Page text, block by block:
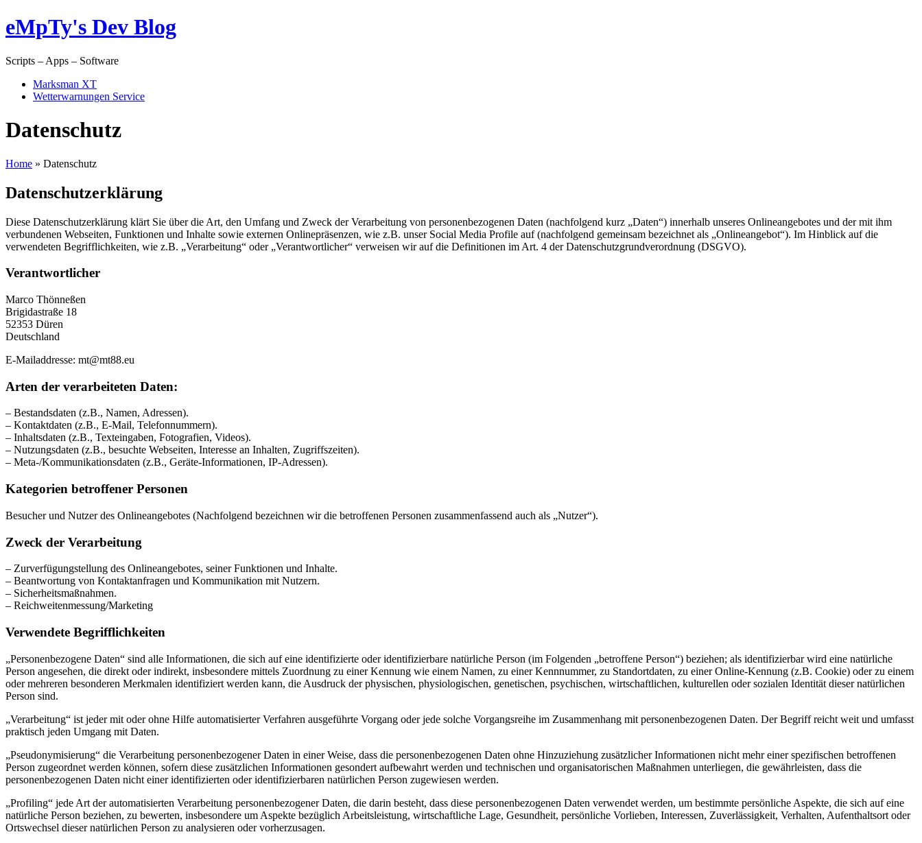
eMpTy's Dev Blog
Scripts – Apps – Software
Marksman XT
Wetterwarnungen Service
Datenschutz
Home » Datenschutz
Datenschutzerklärung
Diese Datenschutzerklärung klärt Sie über die Art, den Umfang und Zweck der Verarbeitung von personenbezogenen Daten (nachfolgend kurz „Daten“) innerhalb unseres Onlineangebotes und der mit ihm
verbundenen Webseiten, Funktionen und Inhalte sowie externen Onlinepräsenzen, wie z.B. unser Social Media Profile auf (nachfolgend gemeinsam bezeichnet als „Onlineangebot“). Im Hinblick auf die
verwendeten Begrifflichkeiten, wie z.B. „Verarbeitung“ oder „Verantwortlicher“ verweisen wir auf die Definitionen im Art. 4 der Datenschutzgrundverordnung (DSGVO).
Verantwortlicher
Marco Thönneßen
Brigidastraße 18
52353 Düren
Deutschland
E-Mailaddresse: mt@mt88.eu
Arten der verarbeiteten Daten:
– Bestandsdaten (z.B., Namen, Adressen).
– Kontaktdaten (z.B., E-Mail, Telefonnummern).
– Inhaltsdaten (z.B., Texteingaben, Fotografien, Videos).
– Nutzungsdaten (z.B., besuchte Webseiten, Interesse an Inhalten, Zugriffszeiten).
– Meta-/Kommunikationsdaten (z.B., Geräte-Informationen, IP-Adressen).
Kategorien betroffener Personen
Besucher und Nutzer des Onlineangebotes (Nachfolgend bezeichnen wir die betroffenen Personen zusammenfassend auch als „Nutzer“).
Zweck der Verarbeitung
– Zurverfügungstellung des Onlineangebotes, seiner Funktionen und Inhalte.
– Beantwortung von Kontaktanfragen und Kommunikation mit Nutzern.
– Sicherheitsmaßnahmen.
– Reichweitenmessung/Marketing
Verwendete Begrifflichkeiten
„Personenbezogene Daten“ sind alle Informationen, die sich auf eine identifizierte oder identifizierbare natürliche Person (im Folgenden „betroffene Person“) beziehen; als identifizierbar wird eine natürliche
Person angesehen, die direkt oder indirekt, insbesondere mittels Zuordnung zu einer Kennung wie einem Namen, zu einer Kennnummer, zu Standortdaten, zu einer Online-Kennung (z.B. Cookie) oder zu einem
oder mehreren besonderen Merkmalen identifiziert werden kann, die Ausdruck der physischen, physiologischen, genetischen, psychischen, wirtschaftlichen, kulturellen oder sozialen Identität dieser natürlichen
Person sind.
„Verarbeitung“ ist jeder mit oder ohne Hilfe automatisierter Verfahren ausgeführte Vorgang oder jede solche Vorgangsreihe im Zusammenhang mit personenbezogenen Daten. Der Begriff reicht weit und umfasst
praktisch jeden Umgang mit Daten.
„Pseudonymisierung“ die Verarbeitung personenbezogener Daten in einer Weise, dass die personenbezogenen Daten ohne Hinzuziehung zusätzlicher Informationen nicht mehr einer spezifischen betroffenen
Person zugeordnet werden können, sofern diese zusätzlichen Informationen gesondert aufbewahrt werden und technischen und organisatorischen Maßnahmen unterliegen, die gewährleisten, dass die
personenbezogenen Daten nicht einer identifizierten oder identifizierbaren natürlichen Person zugewiesen werden.
„Profiling“ jede Art der automatisierten Verarbeitung personenbezogener Daten, die darin besteht, dass diese personenbezogenen Daten verwendet werden, um bestimmte persönliche Aspekte, die sich auf eine
natürliche Person beziehen, zu bewerten, insbesondere um Aspekte bezüglich Arbeitsleistung, wirtschaftliche Lage, Gesundheit, persönliche Vorlieben, Interessen, Zuverlässigkeit, Verhalten, Aufenthaltsort oder
Ortswechsel dieser natürlichen Person zu analysieren oder vorherzusagen.